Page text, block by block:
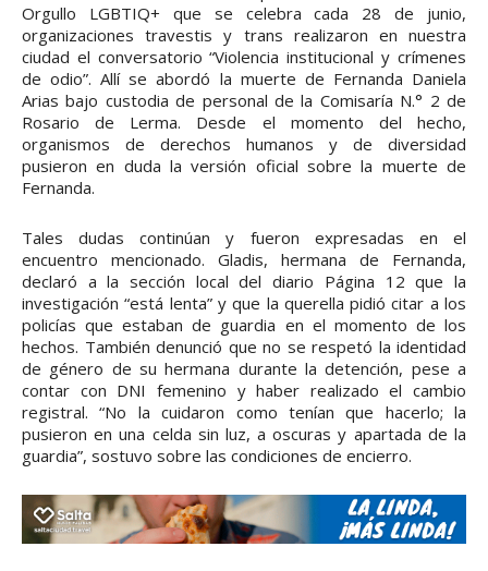
Orgullo LGBTIQ+ que se celebra cada 28 de junio,
organizaciones travestis y trans realizaron en nuestra
ciudad el conversatorio “Violencia institucional y crímenes
de odio”. Allí se abordó la muerte de Fernanda Daniela
Arias bajo custodia de personal de la Comisaría N.° 2 de
Rosario de Lerma. Desde el momento del hecho,
organismos de derechos humanos y de diversidad
pusieron en duda la versión oficial sobre la muerte de
Fernanda.
Tales dudas continúan y fueron expresadas en el
encuentro mencionado. Gladis, hermana de Fernanda,
declaró a la sección local del diario Página 12 que la
investigación “está lenta” y que la querella pidió citar a los
policías que estaban de guardia en el momento de los
hechos. También denunció que no se respetó la identidad
de género de su hermana durante la detención, pese a
contar con DNI femenino y haber realizado el cambio
registral. “No la cuidaron como tenían que hacerlo; la
pusieron en una celda sin luz, a oscuras y apartada de la
guardia”, sostuvo sobre las condiciones de encierro.